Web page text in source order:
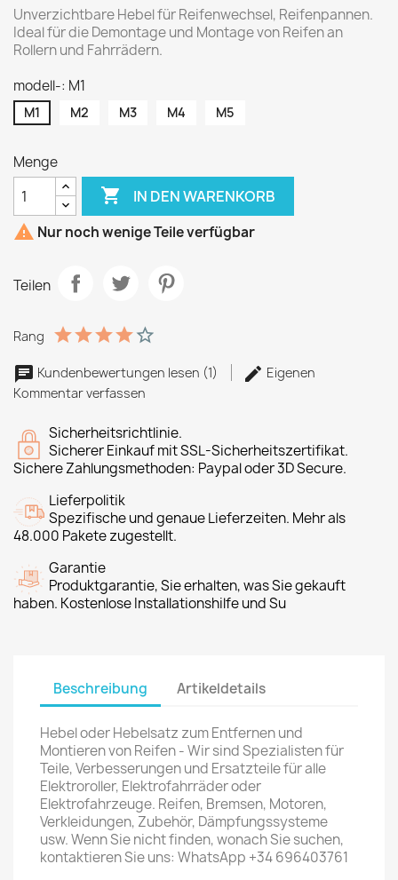
Unverzichtbare Hebel für Reifenwechsel, Reifenpannen.
Ideal für die Demontage und Montage von Reifen an
Rollern und Fahrrädern.
modell-: M1
M1 M2 M3 M4 M5
Menge
 IN DEN WARENKORB
 Nur noch wenige Teile verfügbar
Teilen
Rang
Kundenbewertungen lesen (1)
Eigenen
Kommentar verfassen
Sicherheitsrichtlinie.
Sicherer Einkauf mit SSL-Sicherheitszertifikat.
Sichere Zahlungsmethoden: Paypal oder 3D Secure.
Lieferpolitik
Spezifische und genaue Lieferzeiten. Mehr als
48.000 Pakete zugestellt.
Garantie
Produktgarantie, Sie erhalten, was Sie gekauft
haben. Kostenlose Installationshilfe und Su
Beschreibung Artikeldetails
Hebel oder Hebelsatz zum Entfernen und
Montieren von Reifen - Wir sind Spezialisten für
Teile, Verbesserungen und Ersatzteile für alle
Elektroroller, Elektrofahrräder oder
Elektrofahrzeuge. Reifen, Bremsen, Motoren,
Verkleidungen, Zubehör, Dämpfungssysteme
usw. Wenn Sie nicht finden, wonach Sie suchen,
kontaktieren Sie uns: WhatsApp +34 696403761